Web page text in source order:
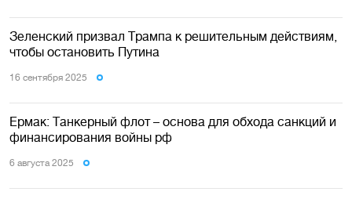
Зеленский призвал Трампа к решительным действиям,
чтобы остановить Путина
16 сентября 2025
Ермак: Танкерный флот – основа для обхода санкций и
финансирования войны рф
6 августа 2025